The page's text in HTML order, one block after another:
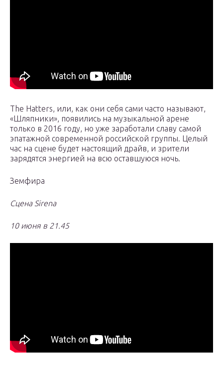
The Hatters, или, как они себя сами часто называют,
«Шляпники», появились на музыкальной арене
только в 2016 году, но уже заработали славу самой
эпатажной современной российской группы. Целый
час на сцене будет настоящий драйв, и зрители
зарядятся энергией на всю оставшуюся ночь.
Земфира
Сцена Sirena
10 июня в 21.45